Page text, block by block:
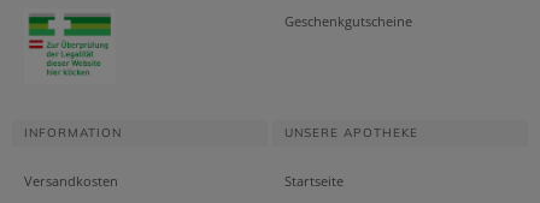
Geschenkgutscheine
INFORMATION
Versandkosten
UNSERE APOTHEKE
Startseite